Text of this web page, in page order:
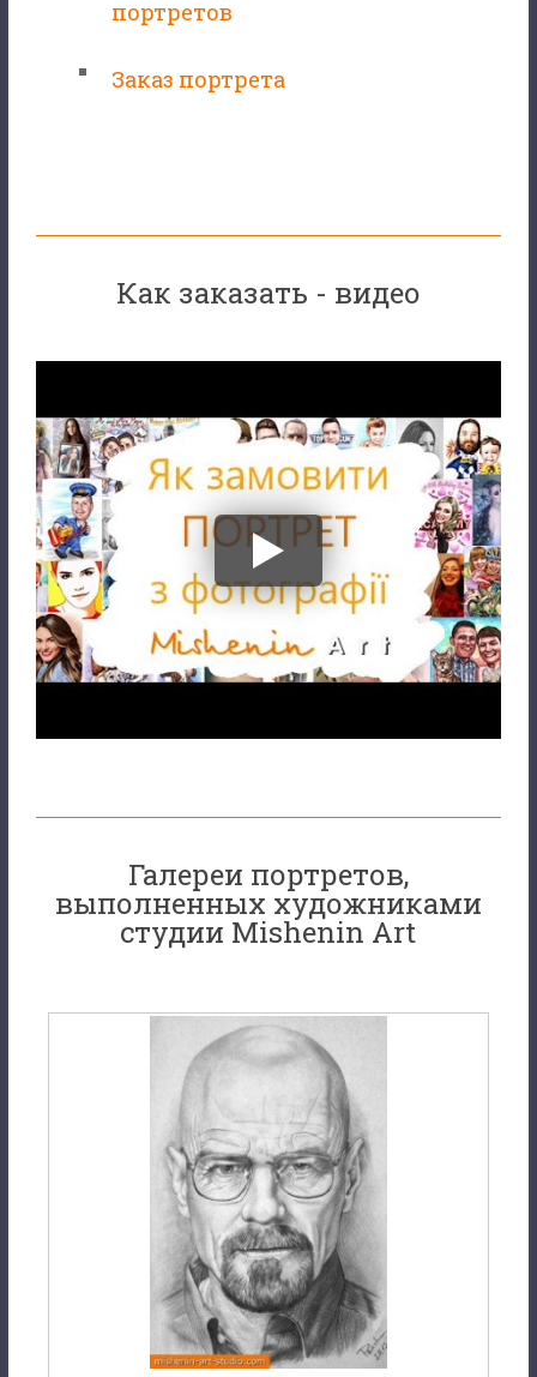
портретов
Заказ портрета
Как заказать - видео
Галереи портретов,
выполненных художниками
студии Mishenin Art